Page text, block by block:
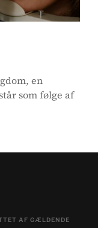
en
som følge af
AF GÆLDENDE